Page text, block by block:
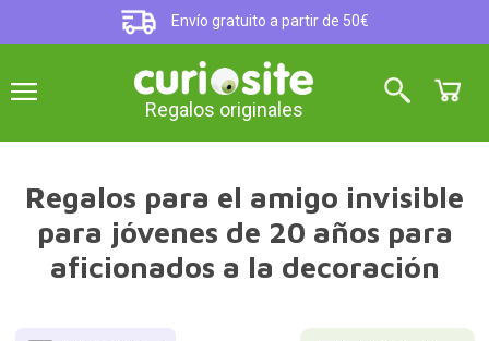
Envío gratuito a partir de 50€
Regalos originales
Regalos para el amigo invisible
para jóvenes de 20 años para
aficionados a la decoración